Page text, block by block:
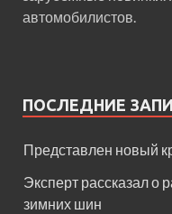
автомобилистов.
ПОСЛЕДНИЕ
Представлен новый
Эксперт рассказал о
зимних шин